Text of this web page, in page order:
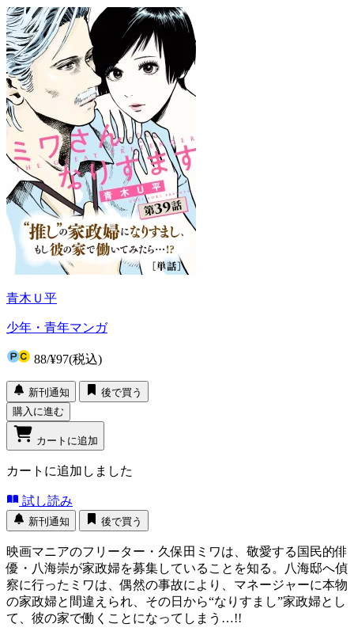
青木Ｕ平
少年・青年マンガ
88/¥97(税込)
新刊通知
後で買う
購入に進む
カートに追加
カートに追加しました
試し読み
新刊通知 後で買う
映画マニアのフリーター・久保田ミワは、敬愛する国民的俳
優・八海崇が家政婦を募集していることを知る。八海邸へ偵
察に行ったミワは、偶然の事故により、マネージャーに本物
の家政婦と間違えられ、その日から“なりすまし”家政婦とし
て、彼の家で働くことになってしまう…!!